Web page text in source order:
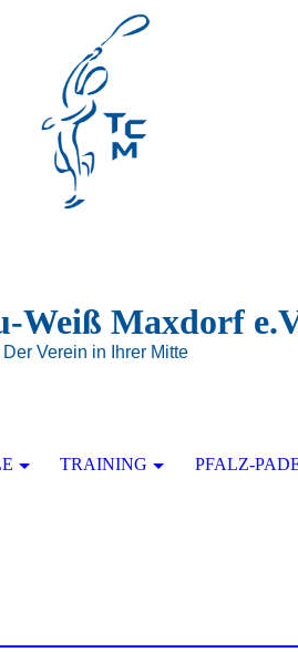
Weiß Maxdorf
Der Verein in Ihrer Mitte
TRAINING PFALZ-